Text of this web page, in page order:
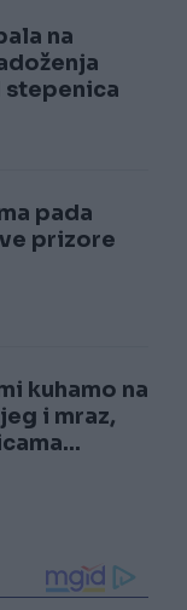
na
stepenica
pada
prizore
kuhamo na
i mraz,